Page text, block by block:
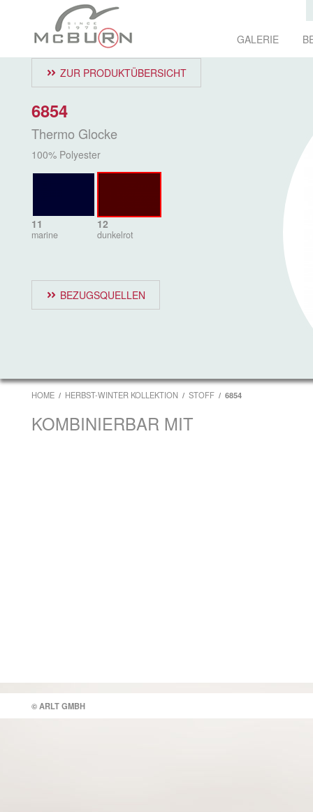
GALERIE
ZUR PRODUKTÜBERSICHT
6854
Thermo Glocke
100% Polyester
11
marine
12
dunkelrot
BEZUGSQUELLEN
HOME HERBST-WINTER KOLLEKTION STOFF 6854
KOMBINIERBAR MIT
© ARLT GMBH